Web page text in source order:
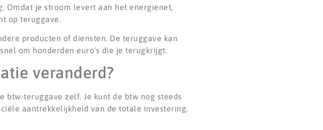
Omdat je stroom levert aan het energienet,
op teruggave.
producten of diensten. De teruggave kan
om honderden euro’s die je terugkrijgt.
veranderd?
teruggave zelf. Je kunt de btw nog steeds
aantrekkelijkheid van de totale investering,